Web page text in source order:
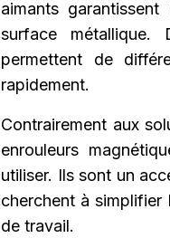
aimants
surface
permettent de
rapidement.
Contrairement aux
enrouleurs
utiliser. Ils sont un
cherchent à simplifier
de travail.